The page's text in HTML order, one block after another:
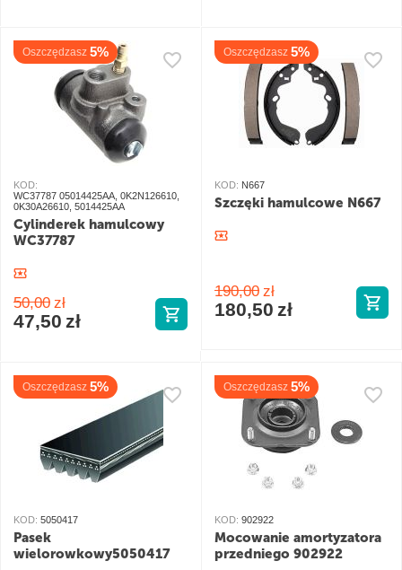
Oszczędzasz 5%
KOD:
WC37787 05014425AA, 0K2N126610,
0K30A26610, 5014425AA
Cylinderek hamulcowy
WC37787
50,00 zł
47,50 zł
Oszczędzasz 5%
KOD: N667
Szczęki hamulcowe N667
190,00 zł
180,50 zł
Oszczędzasz 5%
KOD: 5050417
Pasek
wielorowkowy5050417
Oszczędzasz 5%
KOD: 902922
Mocowanie amortyzatora
przedniego 902922